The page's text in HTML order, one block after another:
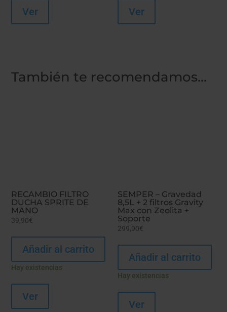
Ver Ver
También te recomendamos…
RECAMBIO FILTRO
DUCHA SPRITE DE
MANO
39,90€
Añadir al carrito
Hay existencias
Ver
SEMPER – Gravedad
8,5L + 2 filtros Gravity
Max con Zeolita +
Soporte
299,90€
Añadir al carrito
Hay existencias
Ver